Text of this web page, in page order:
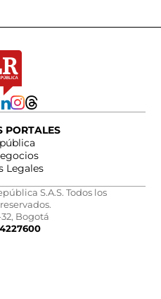
PORTALES
Legales
S.A.S. Todos los
32, Bogotá